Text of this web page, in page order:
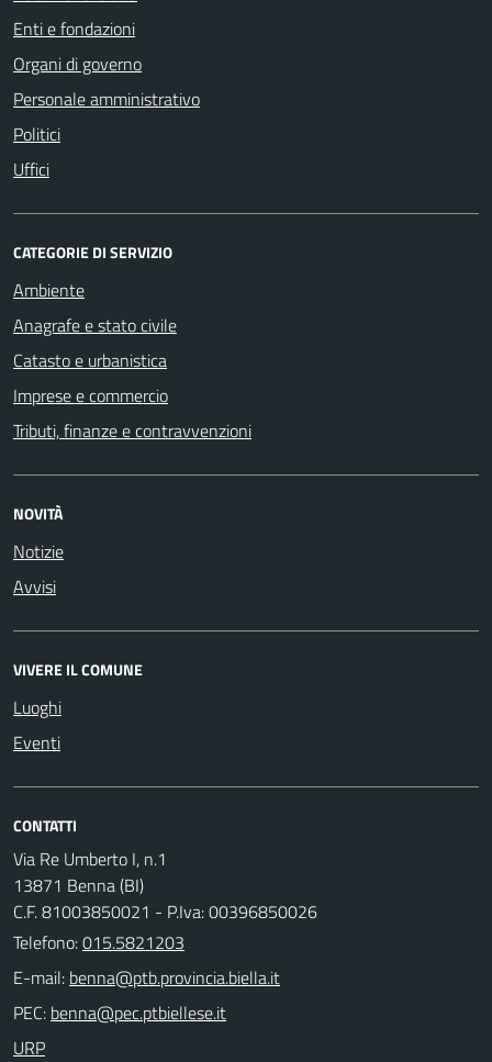
Enti e fondazioni
Organi di governo
Personale amministrativo
Politici
Uffici
CATEGORIE DI SERVIZIO
Ambiente
Anagrafe e stato civile
Catasto e urbanistica
Imprese e commercio
Tributi, finanze e contravvenzioni
NOVITÀ
Notizie
Avvisi
VIVERE IL COMUNE
Luoghi
Eventi
CONTATTI
Via Re Umberto I, n.1
13871 Benna (BI)
C.F. 81003850021 - P.Iva: 00396850026
Telefono:015.5821203
E-mail:
PEC:
URP